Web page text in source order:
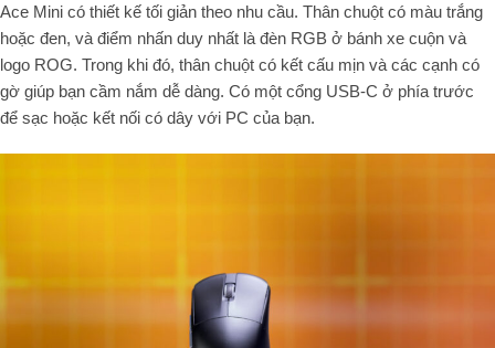
Ace Mini có thiết kế tối giản theo nhu cầu. Thân chuột có màu trắng
hoặc đen, và điểm nhấn duy nhất là đèn RGB ở bánh xe cuộn và
logo ROG. Trong khi đó, thân chuột có kết cấu mịn và các cạnh có
gờ giúp bạn cầm nắm dễ dàng. Có một cổng USB-C ở phía trước
để sạc hoặc kết nối có dây với PC của bạn.